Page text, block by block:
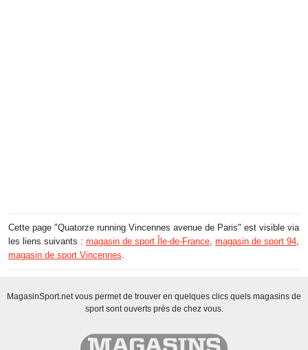
Cette page "Quatorze running Vincennes avenue de Paris" est visible via
les liens suivants : magasin de sport Île-de-France magasin de sport 94
magasin de sport Vincennes
MagasinSport.net vous permet de trouver en quelques clics quels magasins de
sport sont ouverts près de chez vous.